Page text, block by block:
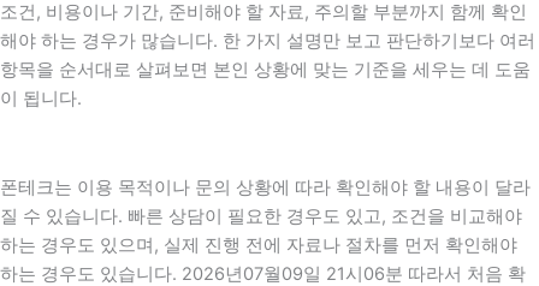
조건, 비용이나 기간, 준비해야 할 자료, 주의할 부분까지 함께 확인
해야 하는 경우가 많습니다. 한 가지 설명만 보고 판단하기보다 여러
항목을 순서대로 살펴보면 본인 상황에 맞는 기준을 세우는 데 도움
이 됩니다.
폰테크는 이용 목적이나 문의 상황에 따라 확인해야 할 내용이 달라
질 수 있습니다. 빠른 상담이 필요한 경우도 있고, 조건을 비교해야
하는 경우도 있으며, 실제 진행 전에 자료나 절차를 먼저 확인해야
하는 경우도 있습니다. 2026년07월09일 21시06분 따라서 처음 확